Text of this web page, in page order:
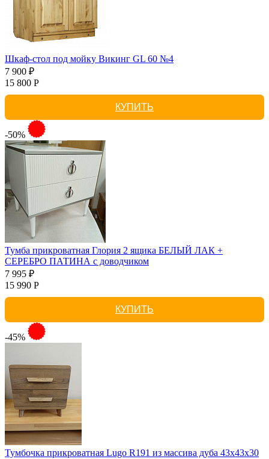
Шкаф-стол под мойку Викинг GL 60 №4
7 900 ₽
15 800 Р
КУПИТЬ
-50%
Тумба прикроватная Глория 2 ящика БЕЛЫЙ ЛАК +
СЕРЕБРО ПАТИНА с доводчиком
7 995 ₽
15 990 Р
КУПИТЬ
-45%
Тумбочка прикроватная Lugo R191 из массива дуба 43х43х30